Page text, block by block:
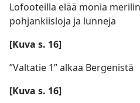
Lofooteilla elää monia
pohjankiisloja ja lunneja
[Kuva s. 16]
”Valtatie 1” alkaa Bergenistä
[Kuva s. 16]